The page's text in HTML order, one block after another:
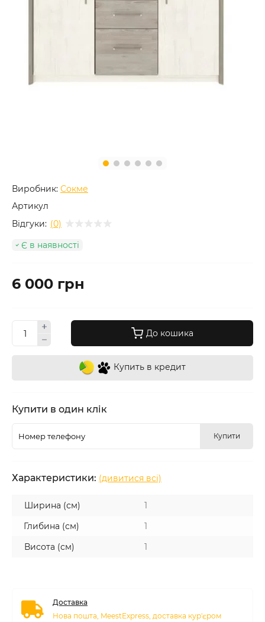
Виробник: Сокме
Артикул
Відгуки: (0)
Є в наявності
6 000 грн
До кошика
Купить в кредит
Купити в один клік
Купити
Характеристики: (дивитися всі)
Ширина (см)
1
Глибина (см)
1
Висота (см)
1
Доставка
Нова пошта, MeestExpress, доставка кур'єром